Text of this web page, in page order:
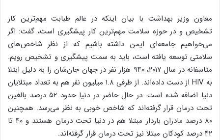
معاون وزیر بهداشت با بیان اینکه در عالم طبابت مهم‌ترین کار
تشخیص و در حوزه سلامت مهم‌ترین کار پیشگیری است، گفت: اگر
می‌خواهیم جامعه‌ای ایمن داشته باشیم که از نظر شاخص‌های
سلامتی توسعه یافته است، باید به سمت پیشگیری و تشخیص رویم.
متاسفانه در سال ۲۰۱۷، ۹۴۰ هزار نفر در جهان جان‌شان را به دلیل ابتلا
به HIV
از دست داده‌اند. از طرفی ۱.۸ میلیون نفر هم به تعداد مبتلایان
دنیا اضافه شده است. در حال حاضر در دنیا حدود ۵۲ درصد بالغین
تحت درمان قرار گرفته‌اند که شاخص خوبی به نظر می‌رسد. همچنین
۸۰ درصد مادران باردار مبتلا هم در دنیا تحت درمان هستند و ۴۰ تا
۴۲ درصد کودکان مبتلا نیز تحت درمان قرار گرفته‌اند.